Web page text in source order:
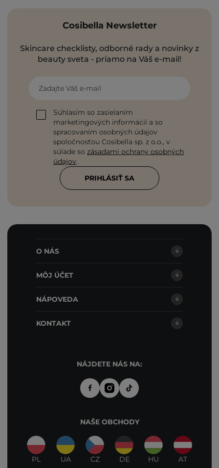
Cosibella Newsletter
Skincare checklisty, odborné rady a novinky z
beauty sveta - priamo na Váš e-mail!
Zadajte Váš e-mail
Súhlasím so zasielaním
marketingových informácií a so
spracovaním osobných údajov
spoločnosťou Cosibella sp. z o.o., v
súlade so zásadami ochrany osobných
údajov.
PRIHLÁSIŤ SA
O NÁS
MÔJ ÚČET
NÁPOVEDA
KONTAKT
NÁJDETE NÁS NA:
NAŠE OBCHODY
PL UA CZ DE HU AT